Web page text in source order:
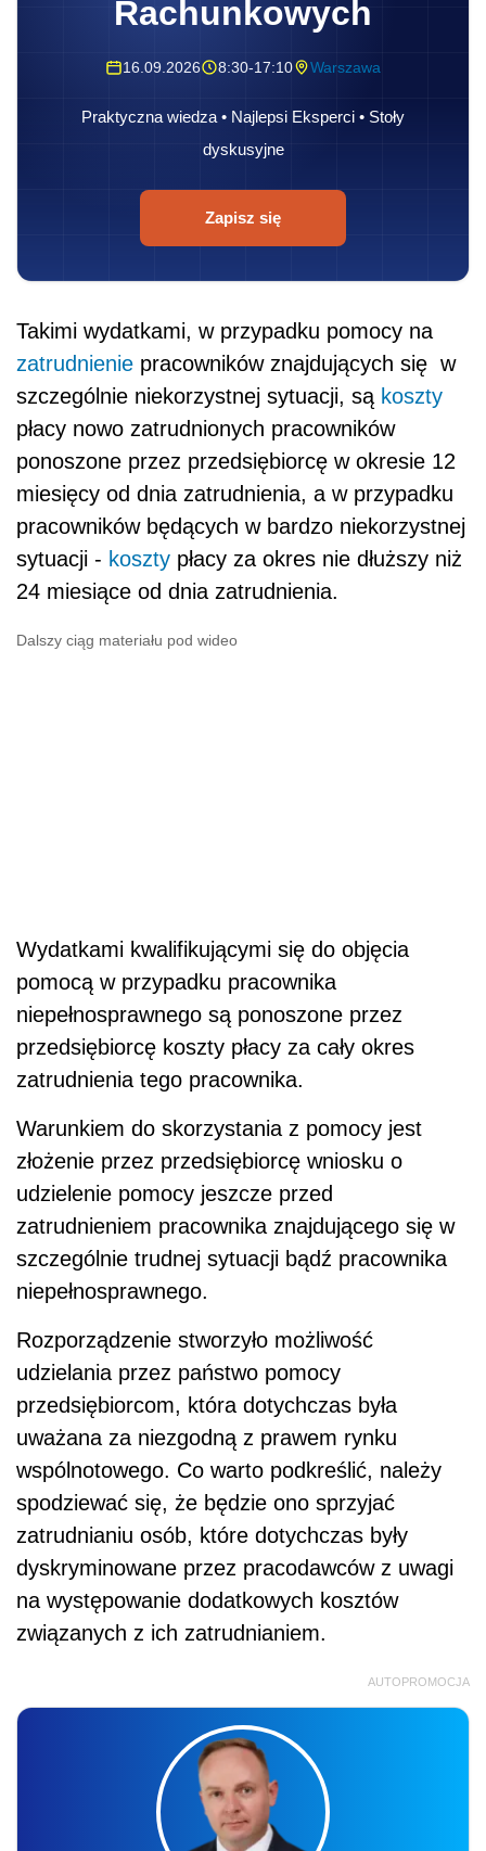
Rachunkowych
16.09.2026 8:30-17:10 Warszawa
Praktyczna wiedza • Najlepsi Eksperci • Stoły
dyskusyjne
Zapisz się
Takimi wydatkami, w przypadku pomocy na
zatrudnienie pracowników znajdujących się w
szczególnie niekorzystnej sytuacji, są koszty
płacy nowo zatrudnionych pracowników
ponoszone przez przedsiębiorcę w okresie 12
miesięcy od dnia zatrudnienia, a w przypadku
pracowników będących w bardzo niekorzystnej
sytuacji - koszty płacy za okres nie dłuższy niż
24 miesiące od dnia zatrudnienia.
Dalszy ciąg materiału pod wideo
Wydatkami kwalifikującymi się do objęcia
pomocą w przypadku pracownika
niepełnosprawnego są ponoszone przez
przedsiębiorcę koszty płacy za cały okres
zatrudnienia tego pracownika.
Warunkiem do skorzystania z pomocy jest
złożenie przez przedsiębiorcę wniosku o
udzielenie pomocy jeszcze przed
zatrudnieniem pracownika znajdującego się w
szczególnie trudnej sytuacji bądź pracownika
niepełnosprawnego.
Rozporządzenie stworzyło możliwość
udzielania przez państwo pomocy
przedsiębiorcom, która dotychczas była
uważana za niezgodną z prawem rynku
wspólnotowego. Co warto podkreślić, należy
spodziewać się, że będzie ono sprzyjać
zatrudnianiu osób, które dotychczas były
dyskryminowane przez pracodawców z uwagi
na występowanie dodatkowych kosztów
związanych z ich zatrudnianiem.
AUTOPROMOCJA